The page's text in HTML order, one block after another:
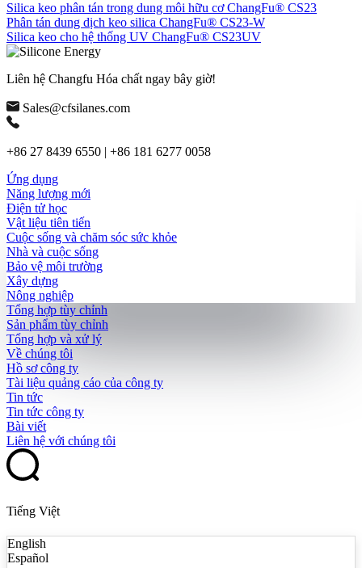
Silica keo phân tán trong dung môi hữu cơ ChangFu® CS23
Phân tán dung dịch keo silica ChangFu® CS23-W
Silica keo cho hệ thống UV ChangFu® CS23UV
Liên hệ Changfu Hóa chất ngay bây giờ!
Sales@cfsilanes.com
+86 27 8439 6550 | +86 181 6277 0058
Ứng dụng
Năng lượng mới
Điện tử học
Vật liệu tiên tiến
Cuộc sống và chăm sóc sức khỏe
Nhà và cuộc sống
Bảo vệ môi trường
Xây dựng
Nông nghiệp
Tổng hợp tùy chỉnh
Sản phẩm tùy chỉnh
Tổng hợp và xử lý
Về chúng tôi
Hồ sơ công ty
Tài liệu quảng cáo của công ty
Tin tức
Tin tức công ty
Bài viết
Liên hệ với chúng tôi
Tiếng Việt
English
Español